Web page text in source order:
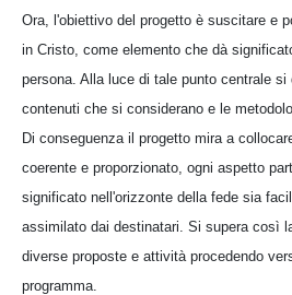
Ora, l'obiettivo del progetto è suscitare e
in Cristo, come elemento che dà
persona. Alla luce di tale punto centrale si
contenuti che si considerano e le
Di conseguenza il progetto mira a
coerente e proporzionato, ogni aspetto
significato nell'orizzonte della fede sia
assimilato dai destinatari. Si supera così
diverse proposte e attività procedendo
programma.